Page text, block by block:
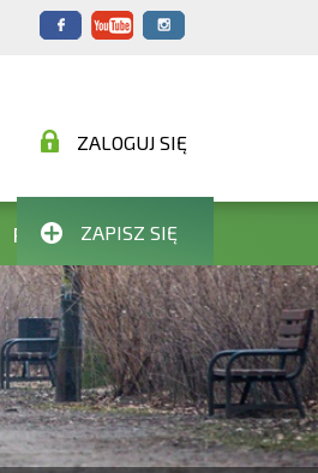
POMAGAMY
ZALOGUJ SIĘ
ZAPISZ SIĘ